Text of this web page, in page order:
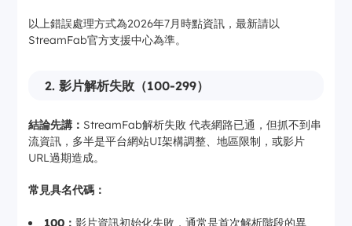
以上錯誤處理方式為2026年7月時點資訊，最新請以
StreamFab官方支援中心為準。
2. 影片解析失敗（100-299）
結論先講： StreamFab解析失敗 代表網路已通，但抓不到串
流資訊，多半是平台網站UI架構調整、地區限制，或影片
URL過期造成。
常見具名代碼：
100：影片資訊初始化失敗，通常是首次解析階段的異